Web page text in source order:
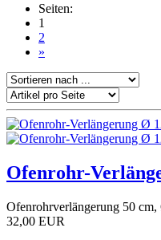
Seiten:
1
2
»
Ofenrohr-
Ofenrohrverlängerung 50
32,00 EUR